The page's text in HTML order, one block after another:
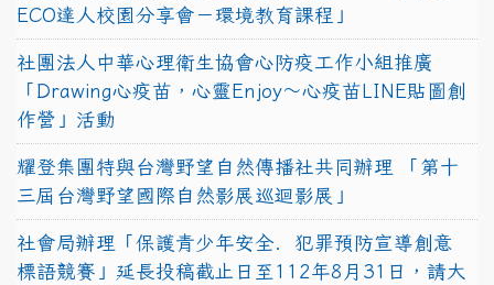
ECO達人校園分享會－環境教育課程」
社團法人中華心理衛生協會心防疫工作小組推廣
「Drawing心疫苗，心靈Enjoy〜心疫苗LINE貼圖創
作營」活動
耀登集團特與台灣野望自然傳播社共同辦理 「第十
三屆台灣野望國際自然影展巡迴影展」
社會局辦理「保護青少年安全．犯罪預防宣導創意
標語競賽」延長投稿截止日至112年8月31日，請大